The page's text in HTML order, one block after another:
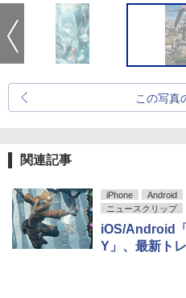
この写真
関連記事
iPhone
Android
ニュースクリップ
iOS/Android
Y」、最新ト